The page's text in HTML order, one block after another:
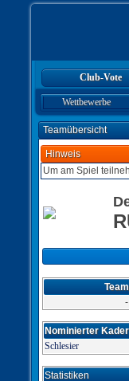
Club-Vote
Wettbewerbe
Teamübersicht
Hinweis
Um am Spiel
-
Nominierter Kader
Schlesier
Statistiken